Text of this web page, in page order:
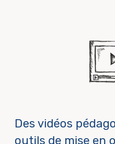
Des vidéos
outils de mise en